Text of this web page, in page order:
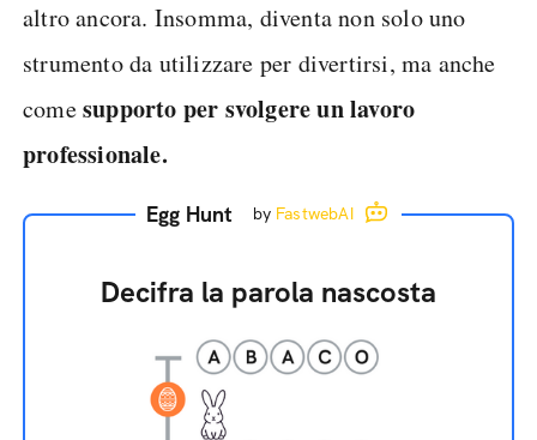
altro ancora. Insomma, diventa non solo uno
strumento da utilizzare per divertirsi, ma anche
comesupporto per svolgere un lavoro
professionale.
Egg Hunt by FastwebAI
Decifra la parola nascosta